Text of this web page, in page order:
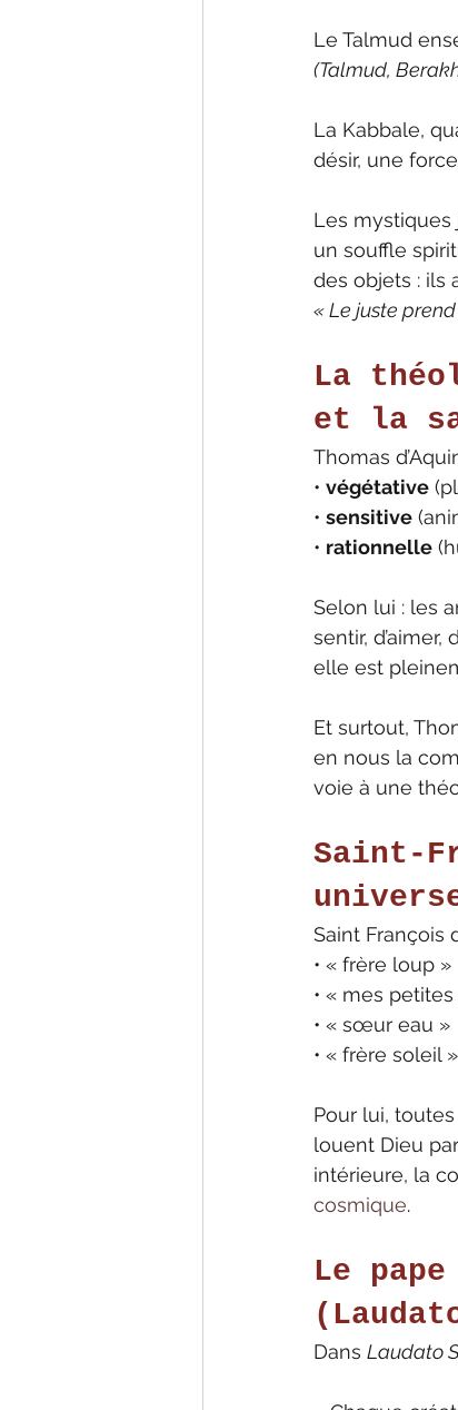
Le Talmud
(Talmud,
La Kabbale,
désir, une
Les mystiques
un souffle
des objets : ils
« Le juste
La
et la
Thomas
• végétative
• sensitive
• rationnelle
Selon lui : les
sentir,
elle est
Et surtout,
en nous la
voie à une
Saint-
Saint François
• « frère loup »
• « mes
• « sœur eau »
• « frère soleil »
Pour lui,
louent Dieu
intérieure, la
cosmique.
Le
Dans Laudato